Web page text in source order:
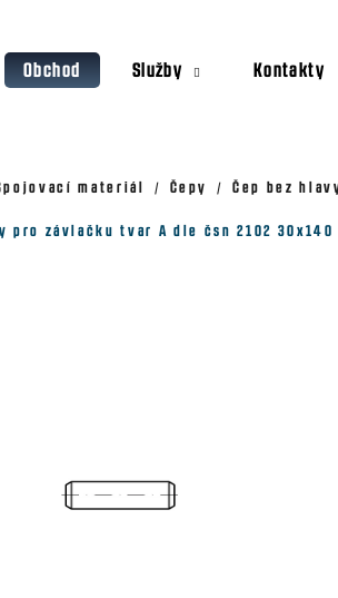
Obchod Služby
Kontakty
materiál Čepy Čep bez
pro závlačku tvar A dle čsn 2102 30x140